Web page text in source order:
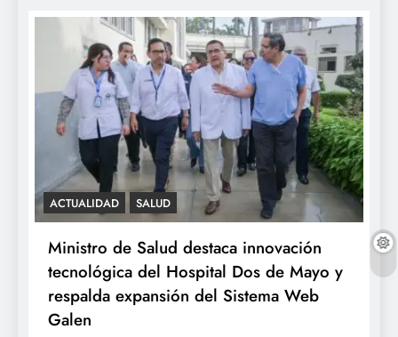
ACTUALIDAD SALUD
Ministro de Salud destaca innovación
tecnológica del Hospital Dos de Mayo y
respalda expansión del Sistema Web
Galen